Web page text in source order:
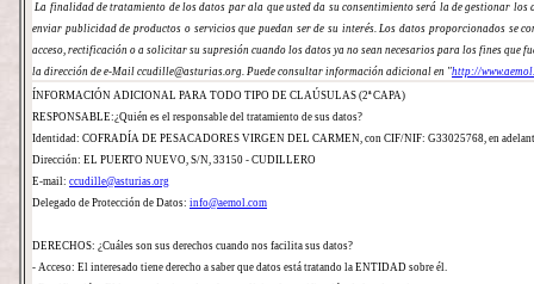
La finalidad de tratamiento de los datos par ala que usted da su consentimiento será la de gestionar
enviar publicidad de productos o servicios que puedan ser de su interés. Los datos proporcionados se
acceso, rectificación o a solicitar su supresión cuando los datos ya no sean necesarios para los fines
la dirección de e-Mail ccudille@asturias.org. Puede consultar información adicional en "http://
ÍNFORMACIÓN ADICIONAL PARA TODO TIPO DE CLAÚSULAS (2ª CAPA)
RESPONSABLE:¿Quién es el responsable del tratamiento de sus datos?
Identidad: COFRADÍA DE PESACADORES VIRGEN DEL CARMEN, con CIF/NIF: G33025768, en
Dirección: EL PUERTO NUEVO, S/N, 33150 - CUDILLERO
E-mail: ccudille@asturias.org
Delegado de Protección de Datos: info@aemol.com
DERECHOS: ¿Cuáles son sus derechos cuando nos facilita sus datos?
- Acceso: El interesado tiene derecho a saber que datos está tratando la ENTIDAD sobre él.